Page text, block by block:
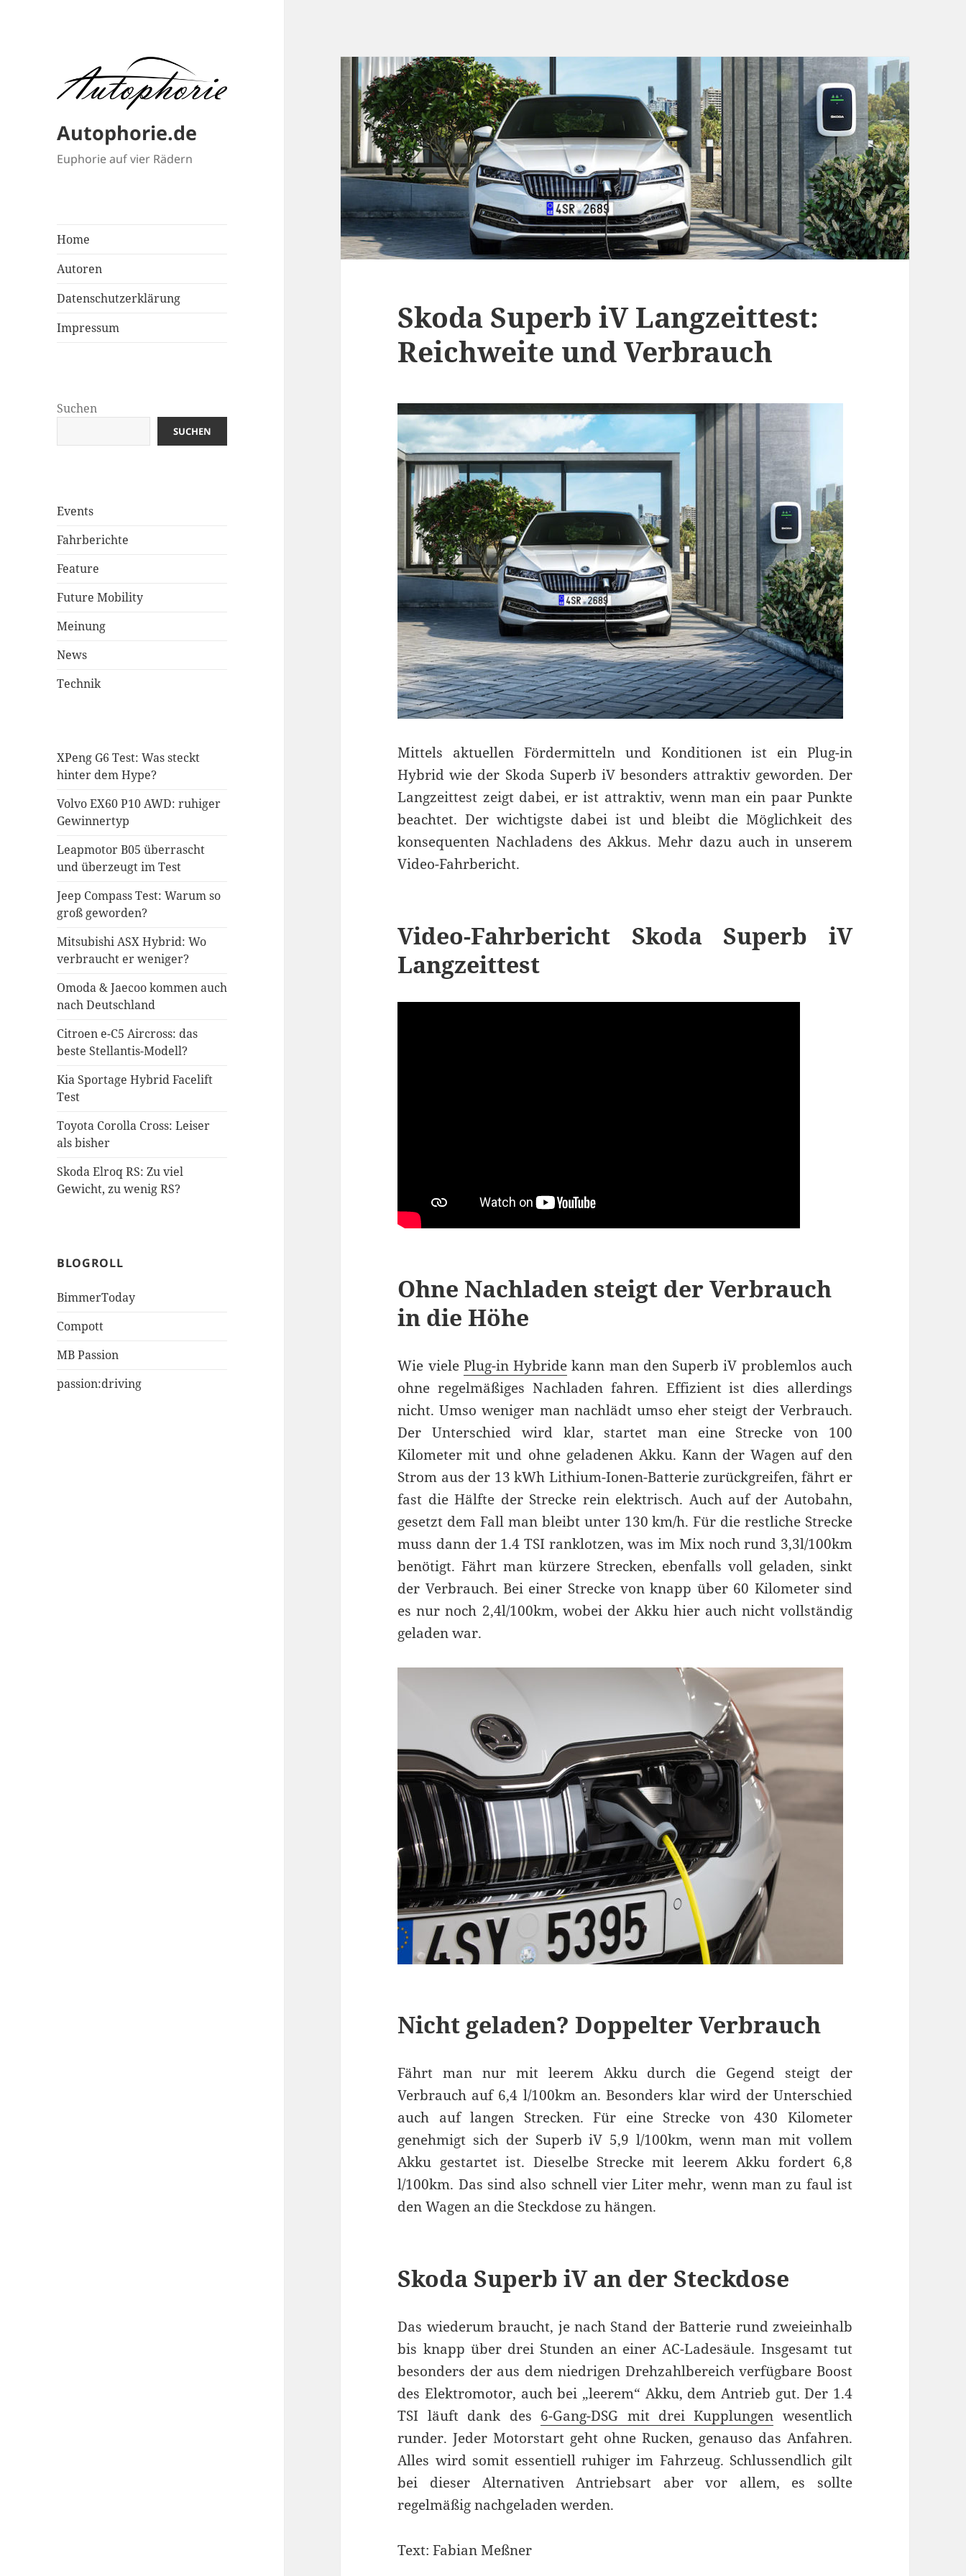
Autophorie.de
Euphorie auf vier Rädern
Home
Autoren
Datenschutzerklärung
Impressum
Suchen
SUCHEN
Events
Fahrberichte
Feature
Future Mobility
Meinung
News
Technik
XPeng G6 Test: Was steckt
hinter dem Hype?
Volvo EX60 P10 AWD: ruhiger
Gewinnertyp
Leapmotor B05 überrascht
und überzeugt im Test
Jeep Compass Test: Warum so
groß geworden?
Mitsubishi ASX Hybrid: Wo
verbraucht er weniger?
Omoda & Jaecoo kommen auch
nach Deutschland
Citroen e-C5 Aircross: das
beste Stellantis-Modell?
Kia Sportage Hybrid Facelift
Test
Toyota Corolla Cross: Leiser
als bisher
Skoda Elroq RS: Zu viel
Gewicht, zu wenig RS?
BLOGROLL
BimmerToday
Compott
MB Passion
passion:driving
Skoda Superb iV Langzeittest:
Reichweite und Verbrauch
Mittels aktuellen Fördermitteln und Konditionen ist ein Plug-in
Hybrid wie der Skoda Superb iV besonders attraktiv geworden. Der
Langzeittest zeigt dabei, er ist attraktiv, wenn man ein paar Punkte
beachtet. Der wichtigste dabei ist und bleibt die Möglichkeit des
konsequenten Nachladens des Akkus. Mehr dazu auch in unserem
Video-Fahrbericht.
Video-Fahrbericht Skoda Superb iV
Langzeittest
Ohne Nachladen steigt der Verbrauch
in die Höhe
Wie viele Plug-in Hybride kann man den Superb iV problemlos auch
ohne regelmäßiges Nachladen fahren. Effizient ist dies allerdings
nicht. Umso weniger man nachlädt umso eher steigt der Verbrauch.
Der Unterschied wird klar, startet man eine Strecke von 100
Kilometer mit und ohne geladenen Akku. Kann der Wagen auf den
Strom aus der 13 kWh Lithium-Ionen-Batterie zurückgreifen, fährt er
fast die Hälfte der Strecke rein elektrisch. Auch auf der Autobahn,
gesetzt dem Fall man bleibt unter 130 km/h. Für die restliche Strecke
muss dann der 1.4 TSI ranklotzen, was im Mix noch rund 3,3l/100km
benötigt. Fährt man kürzere Strecken, ebenfalls voll geladen, sinkt
der Verbrauch. Bei einer Strecke von knapp über 60 Kilometer sind
es nur noch 2,4l/100km, wobei der Akku hier auch nicht vollständig
geladen war.
Nicht geladen? Doppelter Verbrauch
Fährt man nur mit leerem Akku durch die Gegend steigt der
Verbrauch auf 6,4 l/100km an. Besonders klar wird der Unterschied
auch auf langen Strecken. Für eine Strecke von 430 Kilometer
genehmigt sich der Superb iV 5,9 l/100km, wenn man mit vollem
Akku gestartet ist. Dieselbe Strecke mit leerem Akku fordert 6,8
l/100km. Das sind also schnell vier Liter mehr, wenn man zu faul ist
den Wagen an die Steckdose zu hängen.
Skoda Superb iV an der Steckdose
Das wiederum braucht, je nach Stand der Batterie rund zweieinhalb
bis knapp über drei Stunden an einer AC-Ladesäule. Insgesamt tut
besonders der aus dem niedrigen Drehzahlbereich verfügbare Boost
des Elektromotor, auch bei „leerem“ Akku, dem Antrieb gut. Der 1.4
TSI läuft dank des 6-Gang-DSG mit drei Kupplungen wesentlich
runder. Jeder Motorstart geht ohne Rucken, genauso das Anfahren.
Alles wird somit essentiell ruhiger im Fahrzeug. Schlussendlich gilt
bei dieser Alternativen Antriebsart aber vor allem, es sollte
regelmäßig nachgeladen werden.
Text: Fabian Meßner